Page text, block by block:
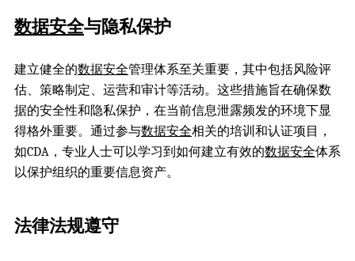
数据安全与隐私保护
建立健全的数据安全管理体系至关重要，其中包括风险评
估、策略制定、运营和审计等活动。这些措施旨在确保数
据的安全性和隐私保护，在当前信息泄露频发的环境下显
得格外重要。通过参与数据安全相关的培训和认证项目，
如CDA，专业人士可以学习到如何建立有效的数据安全体系
以保护组织的重要信息资产。
法律法规遵守